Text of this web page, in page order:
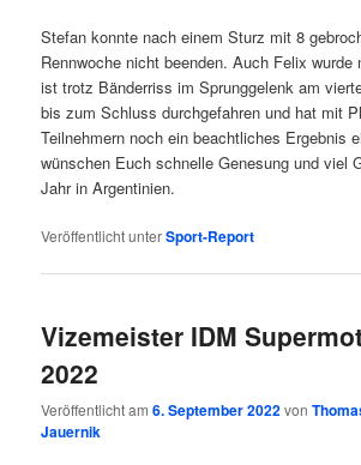
Stefan konnte nach einem Sturz mit 8
Rennwoche nicht beenden. Auch Felix
ist trotz Bänderriss im Sprunggelenk am
bis zum Schluss durchgefahren und hat mit
Teilnehmern noch ein beachtliches Ergebnis
wünschen Euch schnelle Genesung und viel
Jahr in Argentinien.
Veröffentlicht unterSport-Report
Vizemeister IDM
2022
Veröffentlicht am6. September 2022von
Jauernik